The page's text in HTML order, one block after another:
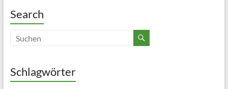
Search
Schlagwörter